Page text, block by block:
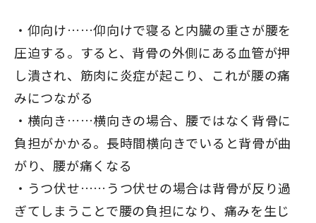
仰向け……仰向けで寝ると内臓の重さが腰を
圧迫する。すると、背骨の外側にある血管が押
し潰され、筋肉に炎症が起こり、これが腰の痛
みにつながる
横向き……横向きの場合、腰ではなく背骨に
負担がかかる。長時間横向きでいると背骨が曲
がり、腰が痛くなる
うつ伏せ……うつ伏せの場合は背骨が反り過
ぎてしまうことで腰の負担になり、痛みを生じ